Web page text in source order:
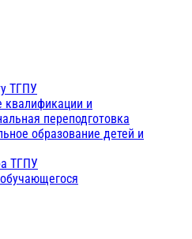
ТГПУ
и
переподготовка
образование детей и
ТГПУ